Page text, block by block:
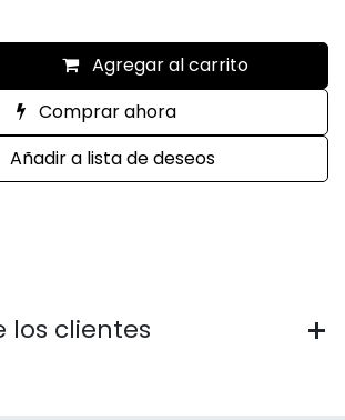
Agregar al carrito
Comprar ahora
Añadir a lista de deseos
los clientes